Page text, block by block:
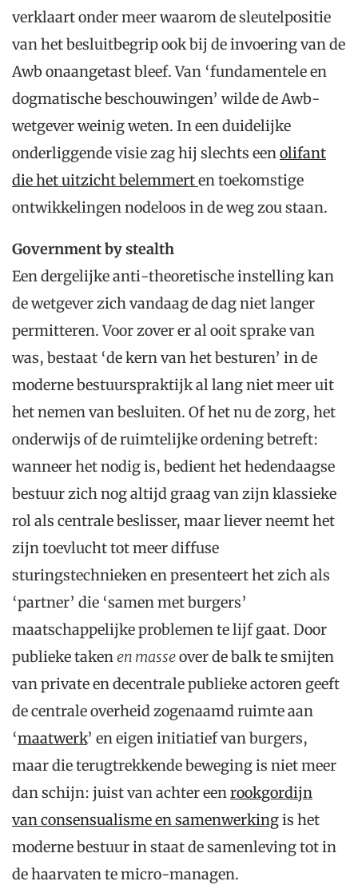
verklaart onder meer waarom de sleutelpositie
van het besluitbegrip ook bij de invoering van de
Awb onaangetast bleef. Van ‘fundamentele en
dogmatische beschouwingen’ wilde de Awb-
wetgever weinig weten. In een duidelijke
onderliggende visie zag hij slechts een olifant
die het uitzicht belemmerten toekomstige
ontwikkelingen nodeloos in de weg zou staan.
Government by stealth
Een dergelijke anti-theoretische instelling kan
de wetgever zich vandaag de dag niet langer
permitteren. Voor zover er al ooit sprake van
was, bestaat ‘de kern van het besturen’ in de
moderne bestuurspraktijk al lang niet meer uit
het nemen van besluiten. Of het nu de zorg, het
onderwijs of de ruimtelijke ordening betreft:
wanneer het nodig is, bedient het hedendaagse
bestuur zich nog altijd graag van zijn klassieke
rol als centrale beslisser, maar liever neemt het
zijn toevlucht tot meer diffuse
sturingstechnieken en presenteert het zich als
‘partner’ die ‘samen met burgers’
maatschappelijke problemen te lijf gaat. Door
publieke taken en masseover de balk te smijten
van private en decentrale publieke actoren geeft
de centrale overheid zogenaamd ruimte aan
‘maatwerk’ en eigen initiatief van burgers,
maar die terugtrekkende beweging is niet meer
dan schijn: juist van achter een rookgordijn
van consensualisme en samenwerkingis het
moderne bestuur in staat de samenleving tot in
de haarvaten te micro-managen.